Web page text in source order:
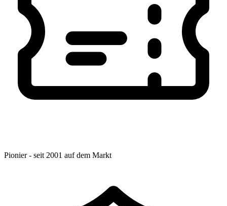
Pionier - seit 2001 auf dem Markt